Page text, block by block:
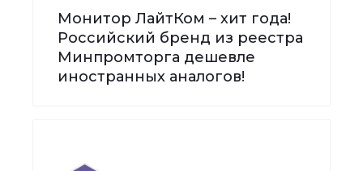
Монитор ЛайтКом – хит года!
Российский бренд из реестра
Минпромторга дешевле
иностранных аналогов!